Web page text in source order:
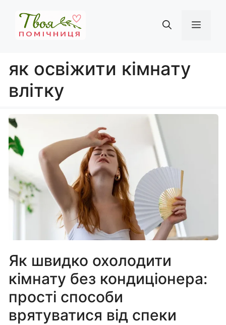
вмісту
як освіжити кімнату
влітку
Як швидко охолодити
кімнату без кондиціонера:
прості способи
врятуватися від спеки